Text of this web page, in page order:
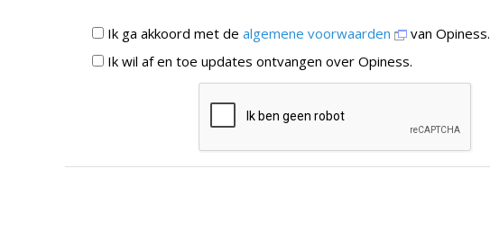
Ik ga akkoord met de algemene voorwaarden
van Opiness.
Ik wil af en toe updates ontvangen over Opiness.